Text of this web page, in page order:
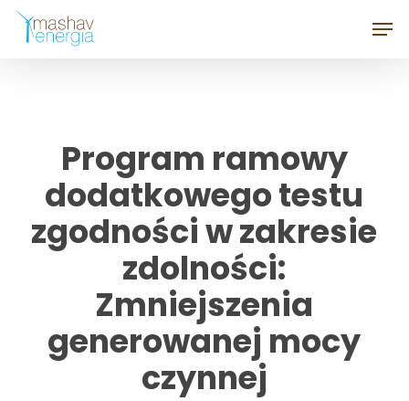
Skip
Program ramowy
dodatkowego testu
zgodności w zakresie
zdolności:
Zmniejszenia
generowanej mocy
czynnej